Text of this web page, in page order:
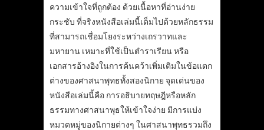
ความเข้าใจที่ถูกต้อง ด้วยเนื้อหาที่อ่านง่าย
กระชับ ที่จริงหนังสือเล่มนี้เต็มไปด้วยหลักธรรม
ที่สามารถเชื่อมโยงระหว่างเถรวาทและ
มหายาน เหมาะที่ใช้เป็นตำราเรียน หรือ
เอกสารอ้างอิงในการค้นคว้าเพิ่มเติมในข้อแตก
ต่างของศาสนาพุทธทั้งสองนิกาย จุดเด่นของ
หนังสือเล่มนี้คือ การอธิบายทฤษฎีหรือหลัก
ธรรมทางศาสนาพุธให้เข้าใจง่าย มีการแบ่ง
หมวดหมู่ของนิกายต่างๆ ในศาสนาพุทธรวมถึง